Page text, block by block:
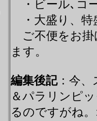
・ビール､コ
・大盛り、特
ご不便をお掛
ます。
編集後記：今、
＆パラリンピ
るのですがね